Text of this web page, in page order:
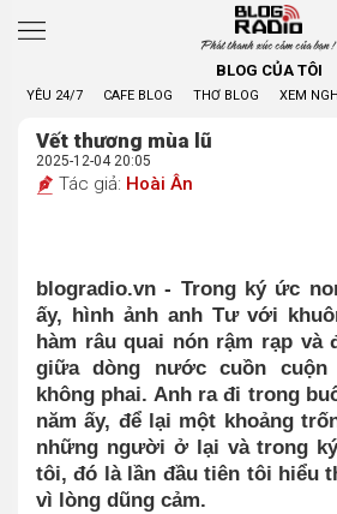
Phát thanh xúc cảm của bạn !
BLOG CỦA TÔI
YÊU 24/7 CAFE BLOG THƠ BLOG XEM
Vết thương mùa lũ
2025-12-04 20:05
Tác giả: Hoài Ân
blogradio.vn - Trong ký ức
ấy, hình ảnh anh Tư với
hàm râu quai nón rậm rạp và
giữa dòng nước cuồn
không phai. Anh ra đi trong
năm ấy, để lại một khoảng
những người ở lại và trong
tôi, đó là lần đầu tiên tôi hiểu
vì lòng dũng cảm.